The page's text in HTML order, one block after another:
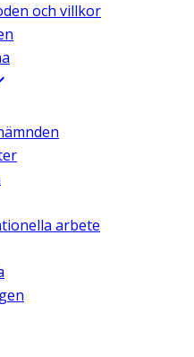
och villkor
arbete